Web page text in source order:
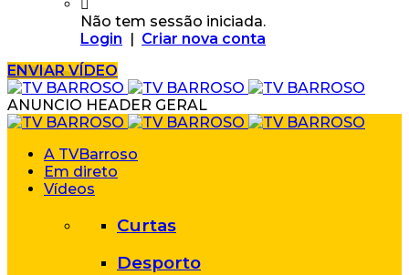
Não tem sessão iniciada.
Login | Criar nova conta
ENVIAR VÍDEO
ANUNCIO HEADER GERAL
A TVBarroso
Em direto
Vídeos
Curtas
Desporto